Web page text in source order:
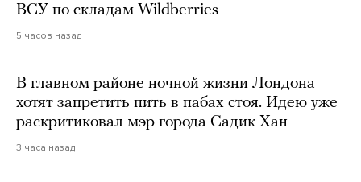
ВСУ по складам Wildberries
5 часов назад
В главном районе ночной жизни Лондона
хотят запретить пить в пабах стоя. Идею уже
раскритиковал мэр города Садик Хан
3 часа назад